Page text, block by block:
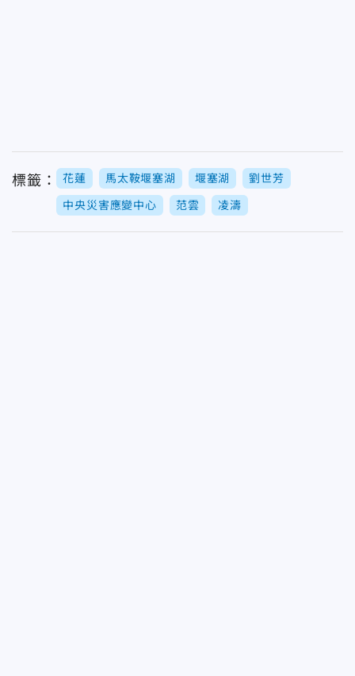
標籤： 花蓮 馬太鞍堰塞湖 堰塞湖 劉世芳
中央災害應變中心 范雲 凌濤